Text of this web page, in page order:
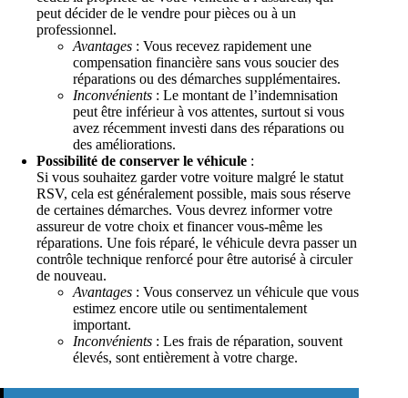
peut décider de le vendre pour pièces ou à un
professionnel.
Avantages : Vous recevez rapidement une
compensation financière sans vous soucier des
réparations ou des démarches supplémentaires.
Inconvénients : Le montant de l’indemnisation
peut être inférieur à vos attentes, surtout si vous
avez récemment investi dans des réparations ou
des améliorations.
Possibilité de conserver le véhicule :
Si vous souhaitez garder votre voiture malgré le statut
RSV, cela est généralement possible, mais sous réserve
de certaines démarches. Vous devrez informer votre
assureur de votre choix et financer vous-même les
réparations. Une fois réparé, le véhicule devra passer un
contrôle technique renforcé pour être autorisé à circuler
de nouveau.
Avantages : Vous conservez un véhicule que vous
estimez encore utile ou sentimentalement
important.
Inconvénients : Les frais de réparation, souvent
élevés, sont entièrement à votre charge.